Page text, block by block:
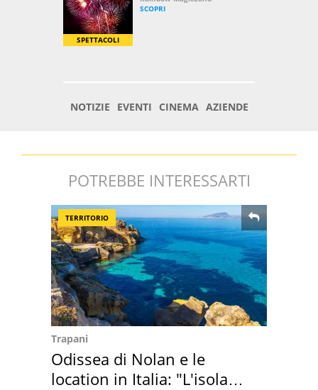
POTREBBE INTERESSARTI
TERRITORIO
Trapani
Odissea di Nolan e le
location in Italia: "L'isola